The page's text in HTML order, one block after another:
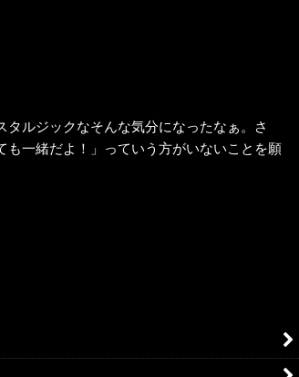
ルジックなそんな気分になったなぁ。さ
一緒だよ！」っていう方がいないことを願